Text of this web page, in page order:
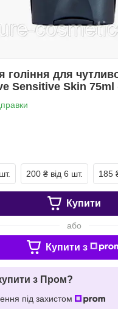
гоління для
Sensitive Skin
200 ₴ від 6 шт. 185
Купити
або
Купити з
з Пром?
під захистом